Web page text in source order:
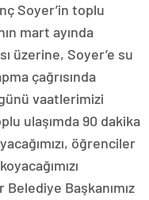
Soyer’in toplu
mart ayında
üzerine, Soyer’e su
çağrısında
vaatlerimizi
ulaşımda 90 dakika
öğrenciler
Başkanımız